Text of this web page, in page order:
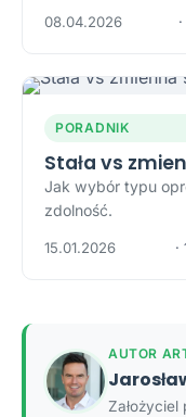
08.04.2026
PORADNIK
Stała vs
Jak wybór typu
zdolność.
15.01.2026
AUTOR